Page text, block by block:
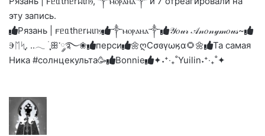
улыбаюсь
смеюсь
до
слез
печаль
плачу
эту запись.
Рязань | 𐔥ᥱᥲthᥱrᥕιᥒⳋ
༒ⲙⲟⲣⲁⲏⲁ༒
𝒴𝑜𝓊𝓇 𝒜𝓃𝑜𝓃𝓎𝓂𝑜𝓊𝓈~
Ⰵᛖᛋִֶָ. ..𓂃 ࣪ ִֶָꕥ་༘࿐❀
перси 🌼ღСσɞγωӄα🌻🌼
Та самая
Ника #солнцекульта🥳
Bonnie ✦˖⁺‧₊˚Yuilin˖⁺‧₊˚✦